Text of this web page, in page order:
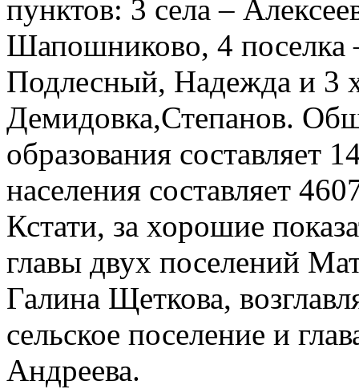
пунктов: 3 села –
Шапошниково, 4 поселка
Подлесный, Надежда и 3
Демидовка,Степанов.
образования составляет
населения составляет
Кстати, за хорошие
главы двух поселений
Галина Щеткова,
сельское поселение и
Андреева.